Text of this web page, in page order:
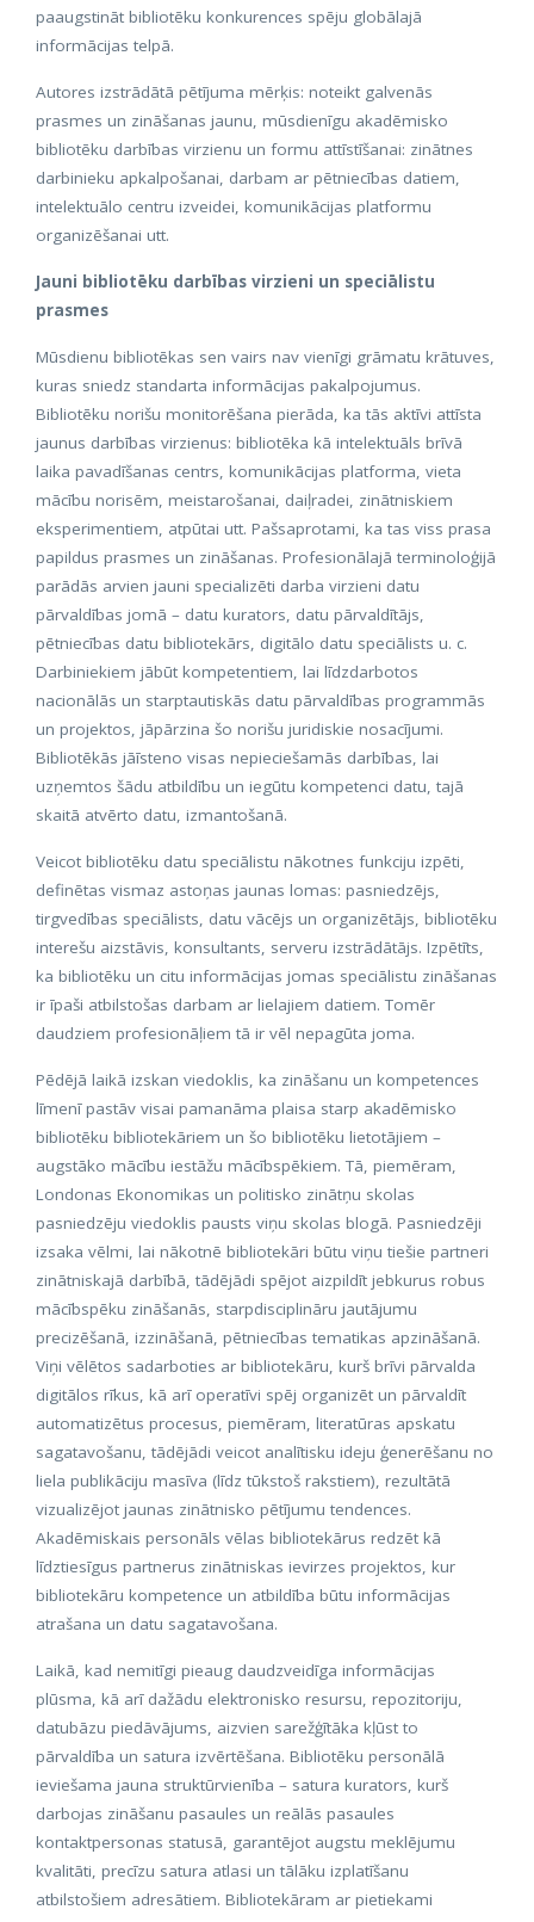
paaugstināt bibliotēku konkurences spēju globālajā
informācijas telpā.
Autores izstrādātā pētījuma mērķis: noteikt galvenās
prasmes un zināšanas jaunu, mūsdienīgu akadēmisko
bibliotēku darbības virzienu un formu attīstīšanai: zinātnes
darbinieku apkalpošanai, darbam ar pētniecības datiem,
intelektuālo centru izveidei, komunikācijas platformu
organizēšanai utt.
Jauni bibliotēku darbības virzieni un speciālistu
prasmes
Mūsdienu bibliotēkas sen vairs nav vienīgi grāmatu krātuves,
kuras sniedz standarta informācijas pakalpojumus.
Bibliotēku norišu monitorēšana pierāda, ka tās aktīvi attīsta
jaunus darbības virzienus: bibliotēka kā intelektuāls brīvā
laika pavadīšanas centrs, komunikācijas platforma, vieta
mācību norisēm, meistarošanai, daiļradei, zinātniskiem
eksperimentiem, atpūtai utt. Pašsaprotami, ka tas viss prasa
papildus prasmes un zināšanas. Profesionālajā terminoloģijā
parādās arvien jauni specializēti darba virzieni datu
pārvaldības jomā – datu kurators, datu pārvaldītājs,
pētniecības datu bibliotekārs, digitālo datu speciālists u. c.
Darbiniekiem jābūt kompetentiem, lai līdzdarbotos
nacionālās un starptautiskās datu pārvaldības programmās
un projektos, jāpārzina šo norišu juridiskie nosacījumi.
Bibliotēkās jāīsteno visas nepieciešamās darbības, lai
uzņemtos šādu atbildību un iegūtu kompetenci datu, tajā
skaitā atvērto datu, izmantošanā.
Veicot bibliotēku datu speciālistu nākotnes funkciju izpēti,
definētas vismaz astoņas jaunas lomas: pasniedzējs,
tirgvedības speciālists, datu vācējs un organizētājs, bibliotēku
interešu aizstāvis, konsultants, serveru izstrādātājs. Izpētīts,
ka bibliotēku un citu informācijas jomas speciālistu zināšanas
ir īpaši atbilstošas darbam ar lielajiem datiem. Tomēr
daudziem profesionāļiem tā ir vēl nepagūta joma.
Pēdējā laikā izskan viedoklis, ka zināšanu un kompetences
līmenī pastāv visai pamanāma plaisa starp akadēmisko
bibliotēku bibliotekāriem un šo bibliotēku lietotājiem –
augstāko mācību iestāžu mācībspēkiem. Tā, piemēram,
Londonas Ekonomikas un politisko zinātņu skolas
pasniedzēju viedoklis pausts viņu skolas blogā. Pasniedzēji
izsaka vēlmi, lai nākotnē bibliotekāri būtu viņu tiešie partneri
zinātniskajā darbībā, tādējādi spējot aizpildīt jebkurus robus
mācībspēku zināšanās, starpdisciplināru jautājumu
precizēšanā, izzināšanā, pētniecības tematikas apzināšanā.
Viņi vēlētos sadarboties ar bibliotekāru, kurš brīvi pārvalda
digitālos rīkus, kā arī operatīvi spēj organizēt un pārvaldīt
automatizētus procesus, piemēram, literatūras apskatu
sagatavošanu, tādējādi veicot analītisku ideju ģenerēšanu no
liela publikāciju masīva (līdz tūkstoš rakstiem), rezultātā
vizualizējot jaunas zinātnisko pētījumu tendences.
Akadēmiskais personāls vēlas bibliotekārus redzēt kā
līdztiesīgus partnerus zinātniskas ievirzes projektos, kur
bibliotekāru kompetence un atbildība būtu informācijas
atrašana un datu sagatavošana.
Laikā, kad nemitīgi pieaug daudzveidīga informācijas
plūsma, kā arī dažādu elektronisko resursu, repozitoriju,
datubāzu piedāvājums, aizvien sarežģītāka kļūst to
pārvaldība un satura izvērtēšana. Bibliotēku personālā
ieviešama jauna struktūrvienība – satura kurators, kurš
darbojas zināšanu pasaules un reālās pasaules
kontaktpersonas statusā, garantējot augstu meklējumu
kvalitāti, precīzu satura atlasi un tālāku izplatīšanu
atbilstošiem adresātiem. Bibliotekāram ar pietiekami